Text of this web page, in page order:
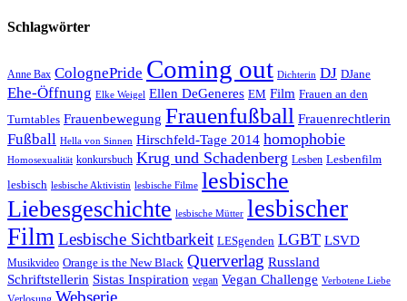
Schlagwörter
Anne Bax ColognePride Coming out Dichterin DJ DJane
Ehe-Öffnung Elke Weigel Ellen DeGeneres EM Film Frauen an den
Turntables Frauenbewegung Frauenfußball Frauenrechtlerin
Fußball Hella von Sinnen Hirschfeld-Tage 2014 homophobie
Homosexualität konkursbuch Krug und Schadenberg Lesben Lesbenfilm
lesbisch lesbische Aktivistin lesbische Filme lesbische
Liebesgeschichte lesbische Mütter lesbischer
Film Lesbische Sichtbarkeit LESgenden LGBT LSVD
Musikvideo Orange is the New Black Querverlag Russland
Schriftstellerin Sistas Inspiration vegan Vegan Challenge Verbotene Liebe
Webserie